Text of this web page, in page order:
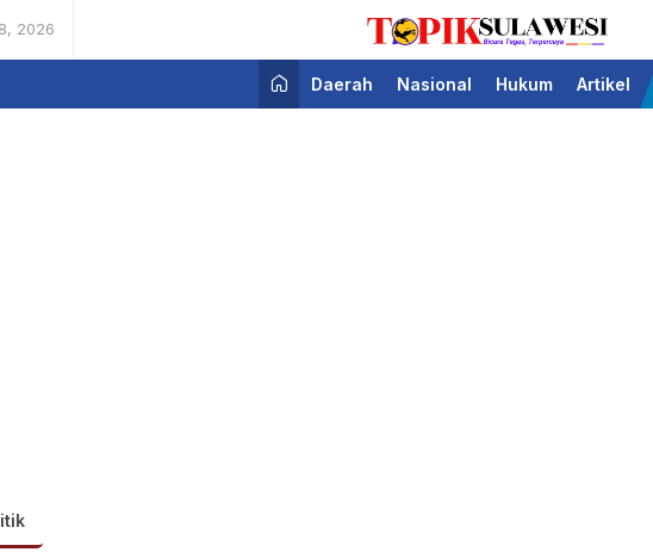
2026
Topik Sulawesi
Bicara Tegas Terpercaya
Daerah Nasional Hukum Artikel